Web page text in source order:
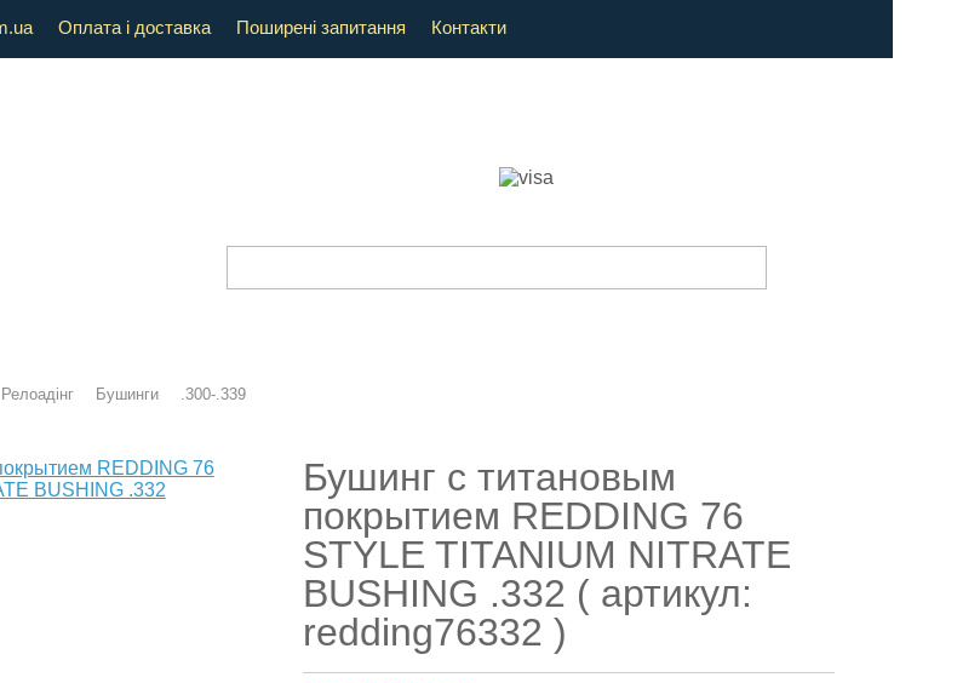
Оплата і доставка Поширені запитання Контакти
Релоадінг Бушинги .300-.339
Бушинг с титановым
покрытием REDDING 76
STYLE TITANIUM NITRATE
BUSHING .332 ( артикул:
redding76332 )